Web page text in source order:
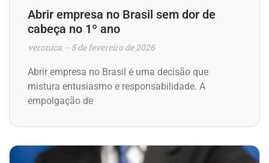
Abrir empresa no Brasil sem dor de
cabeça no 1º ano
veronica 5 de fevereiro de 2026
Abrir empresa no Brasil é uma decisão que
mistura entusiasmo e responsabilidade. A
empolgação de